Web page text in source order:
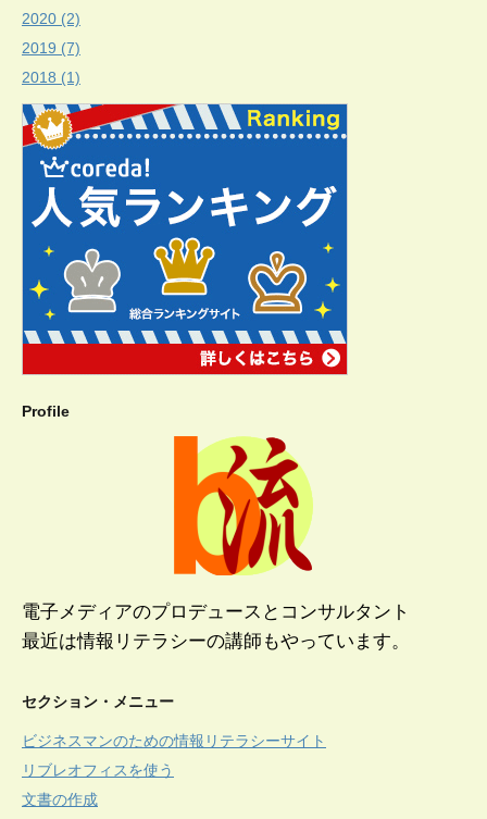
2020 (2)
2019 (7)
2018 (1)
Profile
電子メディアのプロデュースとコンサルタント
最近は情報リテラシーの講師もやっています。
セクション・メニュー
ビジネスマンのための情報リテラシーサイト
リブレオフィスを使う
文書の作成